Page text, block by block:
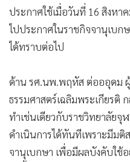
ประกาศใช้เมื่อวันที่ 16 สิงหา
ไปประกาศในราชกิจจานุเบก
ได้ทราบต่อไป
ด้าน รศ.นพ.พฤหัส ต่อออุดม ผู้
ธรรมศาสตร์เฉลิมพระเกียรติ
ทำเช่นเดียวกับราชวิทยาลัยจุ
ดำเนินการได้ทันทีเพราะมีมติ
จานุเบกษา เพื่อมีผลบังคับใช้